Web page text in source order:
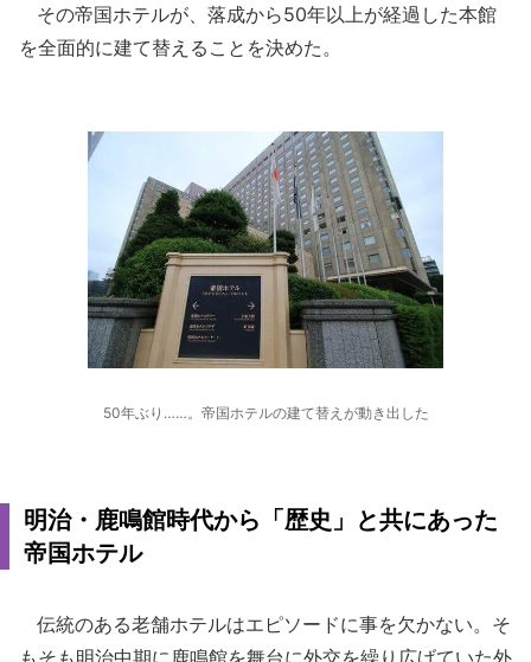
その帝国ホテルが、落成から50年以上が経過した本館
を全面的に建て替えることを決めた。
50年ぶり……。帝国ホテルの建て替えが動き出した
明治・鹿鳴館時代から「歴史」と共にあった
帝国ホテル
伝統のある老舗ホテルはエピソードに事を欠かない。そ
もそも明治中期に鹿鳴館を舞台に外交を繰り広げていた外